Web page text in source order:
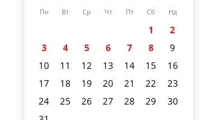
Пн Вт Ср Чт Пт Сб Нд
1
2
3
4 5 6 7 8
9
10
11 12 13 14 15
16
17
18 19 20 21 22
23
24
25 26 27 28 29
30